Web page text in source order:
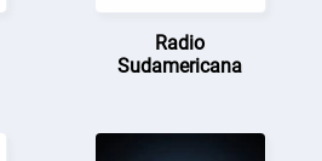
Radio
Sudamericana